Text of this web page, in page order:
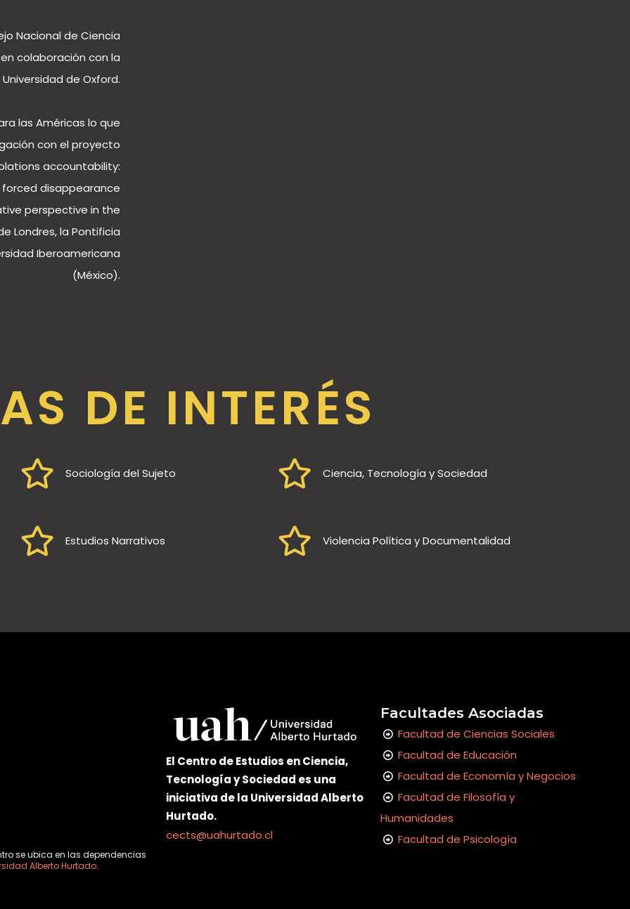
Nacional de Ciencia
colaboración con la
Universidad de Oxford.
las Américas lo que
con el proyecto
accountability:
disappearance
perspective in the
Londres, la Pontificia
Iberoamericana
(México).
DE INTERÉS
Sociología del Sujeto Ciencia, Tecnología y Sociedad
Estudios Narrativos Violencia Política y Documentalidad
se ubica en las dependencias
Alberto Hurtado.
El Centro de Estudios en Ciencia,
Tecnología y Sociedad es una
iniciativa de la Universidad Alberto
Hurtado.
cects@uahurtado.cl
Facultades Asociadas
Facultad de Ciencias Sociales
Facultad de Educación
Facultad de Economía y Negocios
Facultad de Filosofía y
Humanidades
Facultad de Psicología